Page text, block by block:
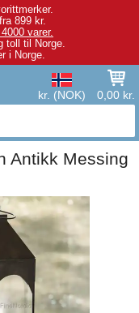
899 kr.
varer.
toll til Norge.
i Norge.
kr. (NOK) 0,00 kr.
Antikk Messing